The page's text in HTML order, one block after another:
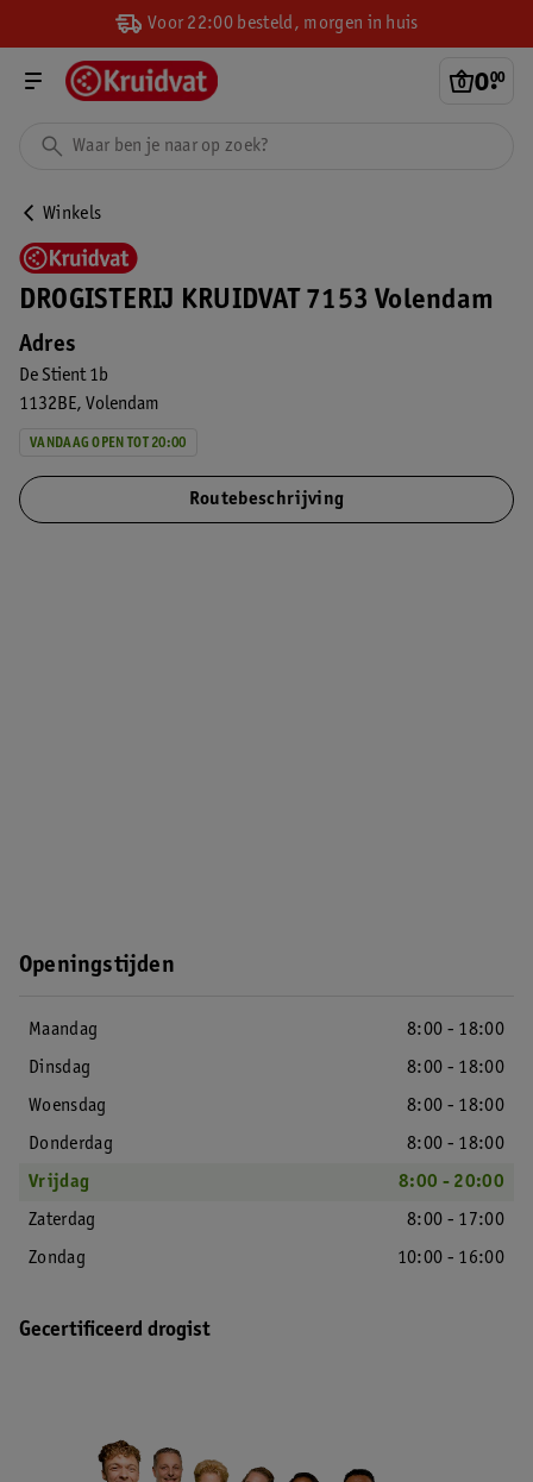
Voor 22:00 besteld, morgen in huis
0.
00
Winkels
DROGISTERIJ KRUIDVAT 7153 Volendam
Adres
De Stient 1b
1132BE Volendam
VANDAAG OPEN TOT 20:00
Routebeschrijving
Openingstijden
Maandag
8:00 - 18:00
Dinsdag
8:00 - 18:00
Woensdag
8:00 - 18:00
Donderdag
8:00 - 18:00
Vrijdag
8:00 - 20:00
Zaterdag
8:00 - 17:00
Zondag
10:00 - 16:00
Gecertificeerd drogist